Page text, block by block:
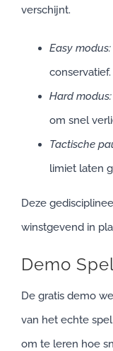
verschijnt.
Easy modus:
conservatief.
Hard modus:
om snel
Tactische
limiet laten
Deze
winstgevend in
Demo
De gratis demo
van het echte
om te leren hoe